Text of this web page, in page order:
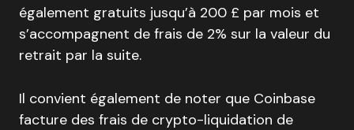
également gratuits jusqu’à 200 £ par mois et
s’accompagnent de frais de 2% sur la valeur du
retrait par la suite.
Il convient également de noter que Coinbase
facture des frais de crypto-liquidation de